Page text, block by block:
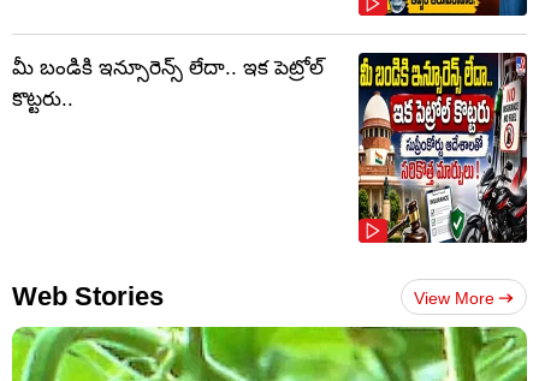
మీ బండికి ఇన్సూరెన్స్ లేదా.. ఇక పెట్రోల్
కొట్టరు..
Web Stories View More